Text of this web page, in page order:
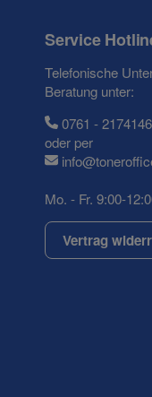
Service
Telefonische
Beratung unter:
0761 -
oder per
Mo. - Fr. 9:00-
Vertrag